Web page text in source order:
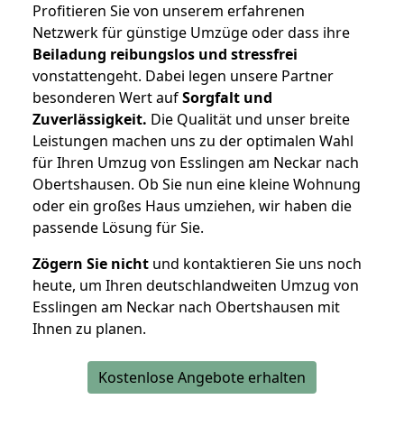
Profitieren Sie von unserem erfahrenen
Netzwerk für günstige Umzüge oder dass ihre
Beiladung reibungslos und stressfrei
vonstattengeht. Dabei legen unsere Partner
besonderen Wert aufSorgfalt und
Zuverlässigkeit. Die Qualität und unser breite
Leistungen machen uns zu der optimalen Wahl
für Ihren Umzug von Esslingen am Neckar nach
Obertshausen. Ob Sie nun eine kleine Wohnung
oder ein großes Haus umziehen, wir haben die
passende Lösung für Sie.
Zögern Sie nicht und kontaktieren Sie uns noch
heute, um Ihren deutschlandweiten Umzug von
Esslingen am Neckar nach Obertshausen mit
Ihnen zu planen.
Kostenlose Angebote erhalten